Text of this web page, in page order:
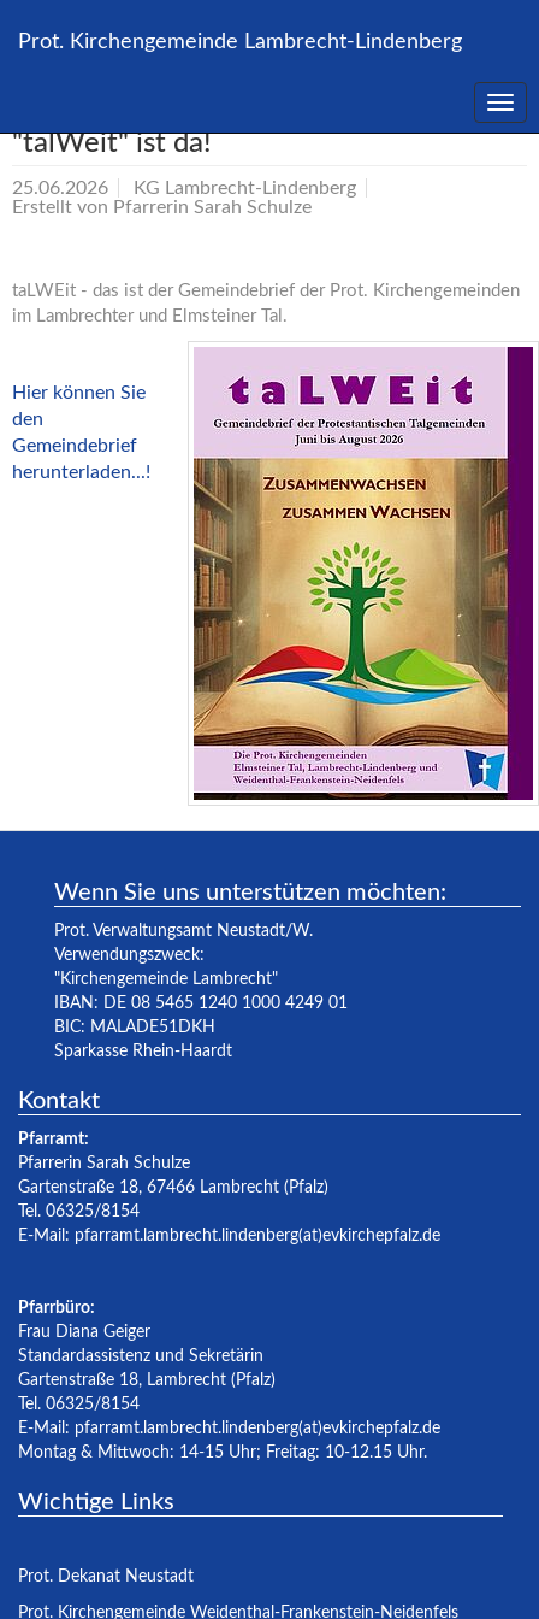
Prot. Kirchengemeinde Lambrecht-Lindenberg
zum
"talWeit" ist da!
25.06.2026
KG Lambrecht-Lindenberg
Erstellt von Pfarrerin Sarah Schulze
taLWEit - das ist der Gemeindebrief der Prot. Kirchengemeinden
im Lambrechter und Elmsteiner Tal.
Hier können Sie
den
Gemeindebrief
herunterladen...!
Wenn Sie uns unterstützen möchten:
Prot. Verwaltungsamt Neustadt/W.
Verwendungszweck:
"Kirchengemeinde Lambrecht"
IBAN: DE 08 5465 1240 1000 4249 01
BIC: MALADE51DKH
Sparkasse Rhein-Haardt
Kontakt
Pfarramt:
Pfarrerin Sarah Schulze
Gartenstraße 18, 67466 Lambrecht (Pfalz)
Tel. 06325/8154
E-Mail: pfarramt.lambrecht.lindenberg(at)evkirchepfalz.de
Pfarrbüro:
Frau Diana Geiger
Standardassistenz und Sekretärin
Gartenstraße 18, Lambrecht (Pfalz)
Tel. 06325/8154
E-Mail: pfarramt.lambrecht.lindenberg(at)evkirchepfalz.de
Montag & Mittwoch: 14-15 Uhr; Freitag: 10-12.15 Uhr.
Wichtige Links
Prot. Dekanat Neustadt
Prot. Kirchengemeinde Weidenthal-Frankenstein-Neidenfels